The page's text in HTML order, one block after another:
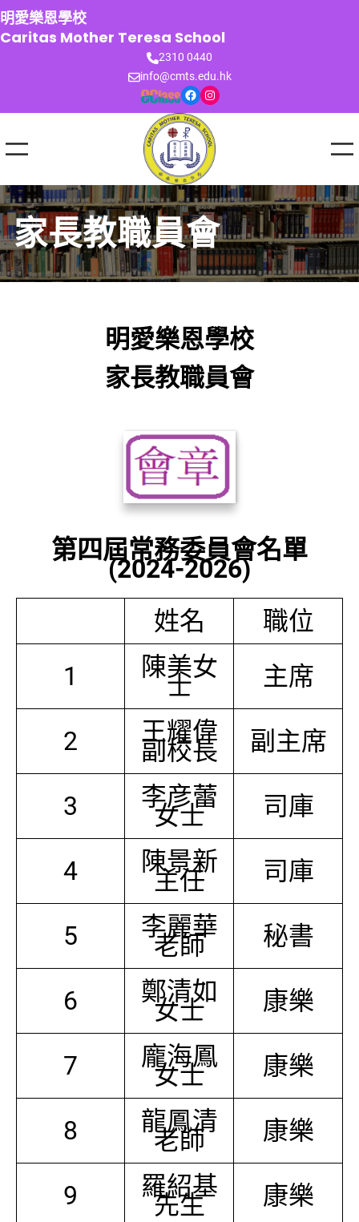
跳
至
主
明愛樂恩學校
Caritas Mother Teresa School
2310 0440
info@cmts.edu.hk
Facebook Instagram
家長教職員會
明愛樂恩學校
家長教職員會
第四屆常務委員會名單
(2024-2026)
姓名
職位
1
陳美女
士 主席
2 王耀偉
副校長 副主席
3 李彦蕾
女士 司庫
4 陳景新
主任 司庫
5 李麗華
老師 秘書
6 鄭清如
女士 康樂
7 龐海鳳
女士 康樂
8 龍鳳清
老師 康樂
9 羅紹基
先生 康樂